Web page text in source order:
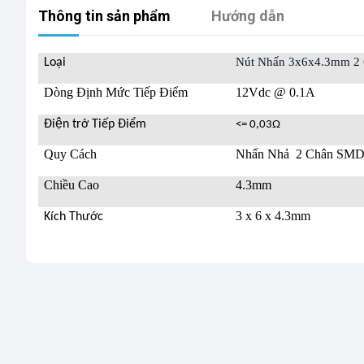
Thông tin sản phẩm Hướng dẫn
Loại Nút Nhấn 3x6x4.3mm 2
Dòng Định Mức Tiếp Điểm 12Vdc @ 0.1A
Điện trở Tiếp Điểm <= 0,03Ω
Quy Cách Nhấn Nhả 2 Chân SMD
Chiều Cao 4.3mm
Kích Thước 3 x 6 x 4.3mm